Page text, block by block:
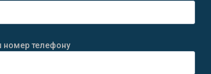
номер телефону